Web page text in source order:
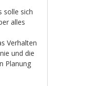
solle sich
alles
Verhalten
und die
Planung